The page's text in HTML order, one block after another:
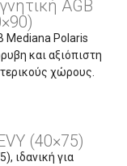
AGB
Mediana Polaris
και αξιόπιστη
χώρους.
(40×75)
ιδανική για